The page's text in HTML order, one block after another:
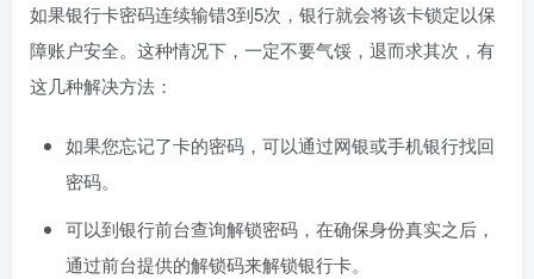
如果银行卡密码连续输错3到5次，银行就会将该卡锁定以保
障账户安全。这种情况下，一定不要气馁，退而求其次，有
这几种解决方法：
如果您忘记了卡的密码，可以通过网银或手机银行找回
密码。
可以到银行前台查询解锁密码，在确保身份真实之后，
通过前台提供的解锁码来解锁银行卡。